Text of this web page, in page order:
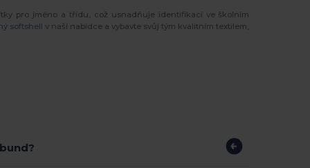
pro jméno a třídu, což usnadňuje identifikaci ve školním
softshell v naší nabídce a vybavte svůj tým kvalitním textilem,